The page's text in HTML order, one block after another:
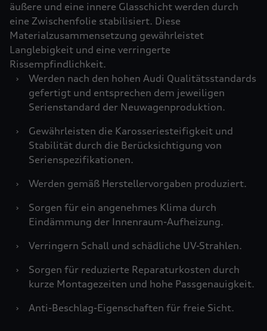
äußere und eine innere Glasschicht werden durch
eine Zwischenfolie stabilisiert. Diese
Materialzusammensetzung gewährleistet
Langlebigkeit und eine verringerte
Rissempfindlichkeit.
›
Werden nach den hohen Audi Qualitätsstandards
gefertigt und entsprechen dem jeweiligen
Serienstandard der Neuwagenproduktion.
›
Gewährleisten die Karosseriesteifigkeit und
Stabilität durch die Berücksichtigung von
Serienspezifikationen.
›
Werden gemäß Herstellervorgaben produziert.
›
Sorgen für ein angenehmes Klima durch
Eindämmung der Innenraum-Aufheizung.
›
Verringern Schall und schädliche UV-Strahlen.
›
Sorgen für reduzierte Reparaturkosten durch
kurze Montagezeiten und hohe Passgenauigkeit.
›
Anti-Beschlag-Eigenschaften für freie Sicht.